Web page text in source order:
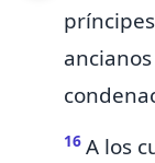
16 A los